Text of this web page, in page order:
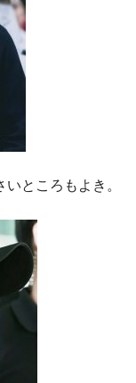
ところもよき。